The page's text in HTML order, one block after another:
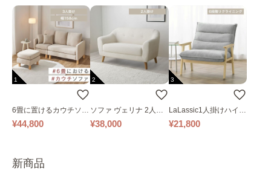
1
6畳に置けるカウチソフ
ァ｜ベージュ
¥44,800
2
ソファ ヴェリナ 2人掛
け
¥38,000
3
LaLassic1人掛けハイバ
ックソファ ワイド
¥21,800
新商品